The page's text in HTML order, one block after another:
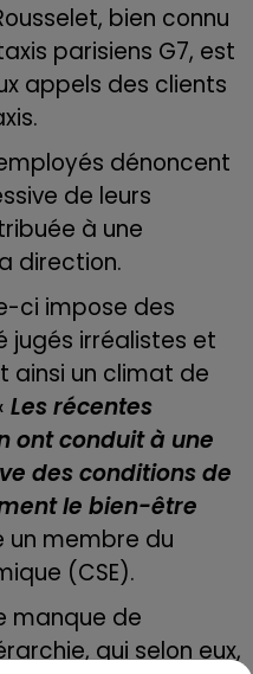
bien connu
parisiens G7, est
appels des clients
dénoncent
de leurs
à une
direction.
ci impose des
irréalistes et
ainsi un climat de
Les récentes
ont conduit à une
des conditions de
le bien-être
un membre du
(CSE).
manque de
qui selon eux,